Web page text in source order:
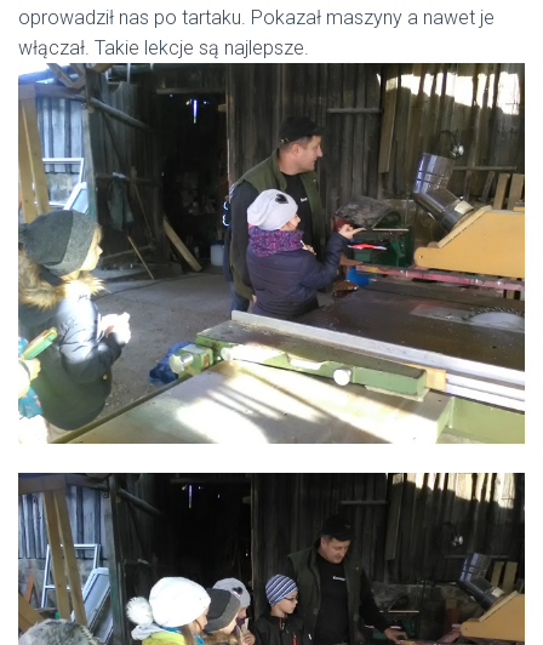
oprowadził nas po tartaku. Pokazał maszyny a nawet je
włączał. Takie lekcje są najlepsze.